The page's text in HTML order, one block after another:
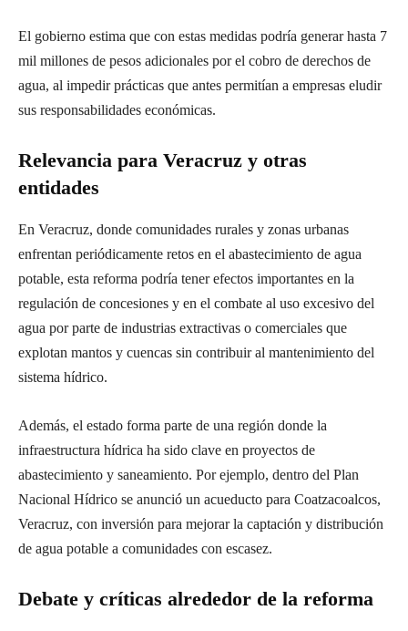
El gobierno estima que con estas medidas podría generar hasta 7
mil millones de pesos adicionales por el cobro de derechos de
agua, al impedir prácticas que antes permitían a empresas eludir
sus responsabilidades económicas.
Relevancia para Veracruz y otras
entidades
En Veracruz, donde comunidades rurales y zonas urbanas
enfrentan periódicamente retos en el abastecimiento de agua
potable, esta reforma podría tener efectos importantes en la
regulación de concesiones y en el combate al uso excesivo del
agua por parte de industrias extractivas o comerciales que
explotan mantos y cuencas sin contribuir al mantenimiento del
sistema hídrico.
Además, el estado forma parte de una región donde la
infraestructura hídrica ha sido clave en proyectos de
abastecimiento y saneamiento. Por ejemplo, dentro del Plan
Nacional Hídrico se anunció un acueducto para Coatzacoalcos,
Veracruz, con inversión para mejorar la captación y distribución
de agua potable a comunidades con escasez.
Debate y críticas alrededor de la reforma